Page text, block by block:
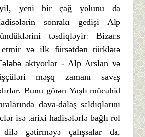
yeni bir çağ yolunu da
sonrakı gedişi Alp
təsdiqləyir: Bizans
etmir və ilk fürsətdən türklərə
aktyorlar - Alp Arslan və
məşq zamanı savaş
Bunu görən Yaşlı mücahid
dava-dalaş saldıqlarını
isə tarixi hadisələrlə bağlı rol
dilə gətirməyə çalışsalar da,